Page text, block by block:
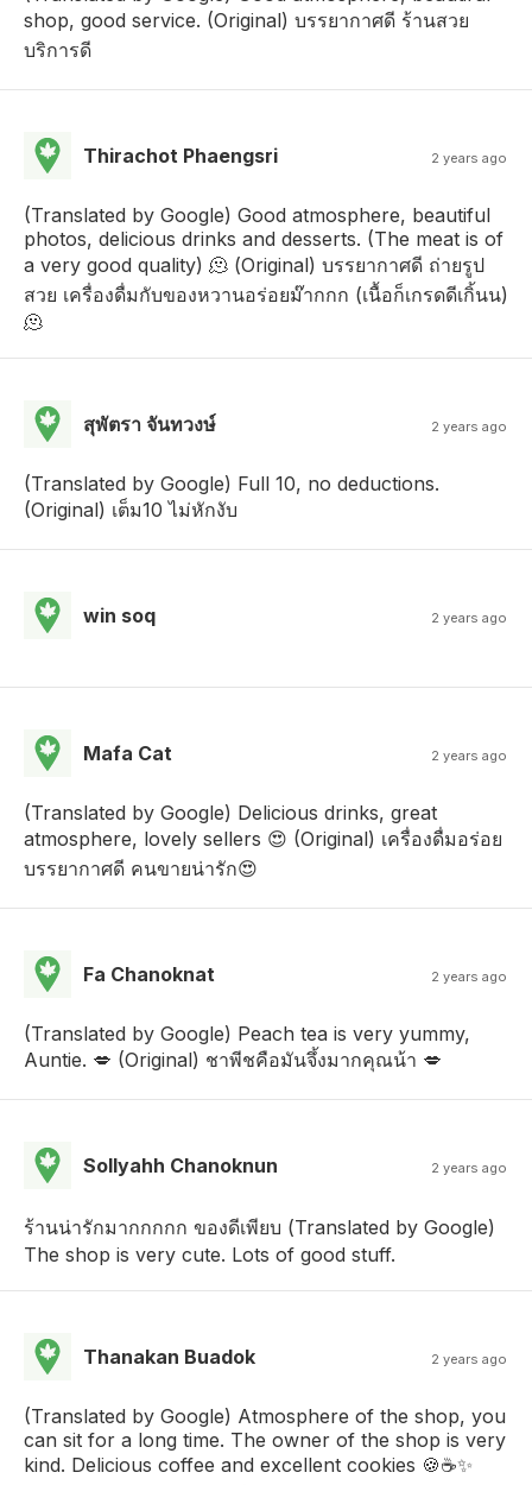
shop, good service. (Original) บรรยากาศดี ร้านสวย
บริการดี
Thirachot Phaengsri 2 years ago
(Translated by Google) Good atmosphere, beautiful
photos, delicious drinks and desserts. (The meat is of
a very good quality) 🫠 (Original) บรรยากาศดี ถ่ายรูป
สวย เครื่องดื่มกับของหวานอร่อยม๊ากกก (เนื้อก็เกรดดีเกิ้นน)
🫠
สุพัตรา จันทวงษ์ 2 years ago
(Translated by Google) Full 10, no deductions.
(Original) เต็ม10 ไม่หักงับ
win soq 2 years ago
Mafa Cat 2 years ago
(Translated by Google) Delicious drinks, great
atmosphere, lovely sellers 😍 (Original) เครื่องดื่มอร่อย
บรรยากาศดี คนขายน่ารัก😍
Fa Chanoknat 2 years ago
(Translated by Google) Peach tea is very yummy,
Auntie. 💋 (Original) ชาพีชคือมันจึ้งมากคุณน้า 💋
Sollyahh Chanoknun 2 years ago
ร้านน่ารักมากกกกก ของดีเพียบ (Translated by Google)
The shop is very cute. Lots of good stuff.
Thanakan Buadok 2 years ago
(Translated by Google) Atmosphere of the shop, you
can sit for a long time. The owner of the shop is very
kind. Delicious coffee and excellent cookies 🍪☕️✨